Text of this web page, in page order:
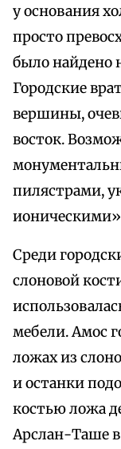
у основания
просто
было найдено
Городские
вершины,
восток.
пилястрами,
Среди
слоновой
мебели. Амос
ложах из
и останки
костью ложа
Арслан-Таше